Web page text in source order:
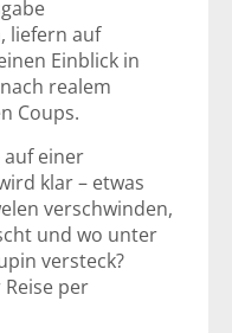
liefern auf
Einblick in
realem
Coups.
auf einer
klar – etwas
verschwinden,
und wo unter
versteck?
per